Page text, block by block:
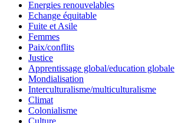
Energies renouvelables
Echange équitable
Fuite et Asile
Femmes
Paix/conflits
Justice
Apprentissage global/education globale
Mondialisation
Interculturalisme/multiculturalisme
Climat
Colonialisme